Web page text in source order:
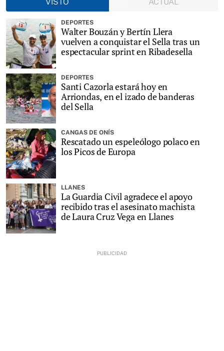
DEPORTES
Walter Bouzán y Bertín Llera
vuelven a conquistar el Sella tras un
espectacular sprint en Ribadesella
DEPORTES
Santi Cazorla estará hoy en
Arriondas, en el izado de banderas
del Sella
CANGAS DE ONÍS
Rescatado un espeleólogo polaco en
los Picos de Europa
LLANES
La Guardia Civil agradece el apoyo
recibido tras el asesinato machista
de Laura Cruz Vega en Llanes